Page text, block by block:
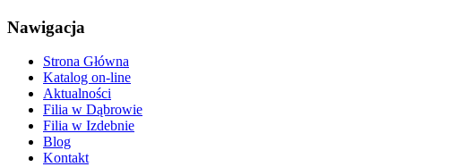
Nawigacja
Strona Główna
Katalog on-line
Aktualności
Filia w Dąbrowie
Filia w Izdebnie
Blog
Kontakt